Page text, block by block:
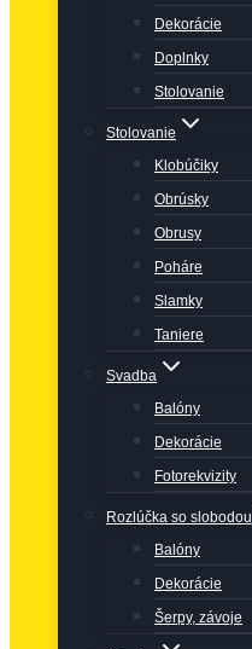
Dekorácie
Doplnky
Stolovanie
Stolovanie
Klobúčiky
Obrúsky
Obrusy
Poháre
Slamky
Taniere
Svadba
Balóny
Dekorácie
Fotorekvizity
Rozlúčka so slobodou
Balóny
Dekorácie
Šerpy, závoje